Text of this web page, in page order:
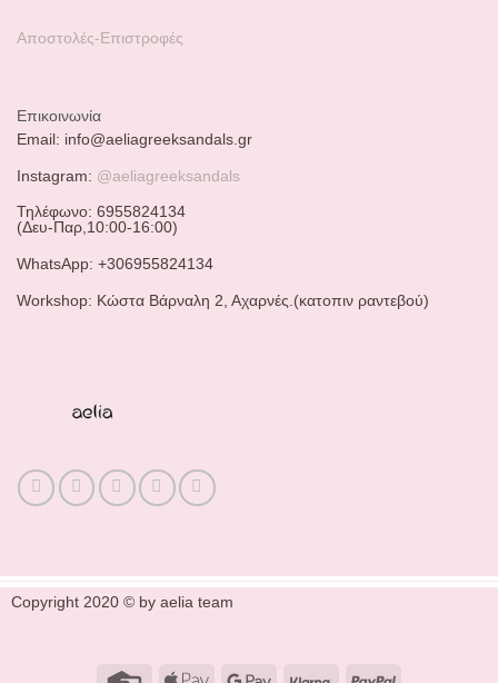
Αποστολές-Επιστροφές
Επικοινωνία
Email: info@aeliagreeksandals.gr
Instagram: @aeliagreeksandals
Τηλέφωνο: 6955824134
(Δευ-Παρ,10:00-16:00)
WhatsApp: +306955824134
Workshop: Κώστα Βάρναλη 2, Αχαρνές.(κατοπιν ραντεβού)
Copyright 2020 © by aelia team